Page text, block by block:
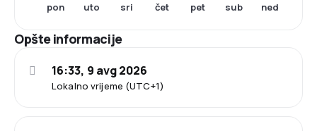
pon uto sri čet pet sub ned
Opšte informacije
Lokalno vrijeme (UTC+1)
16:33, 9 avg 2026